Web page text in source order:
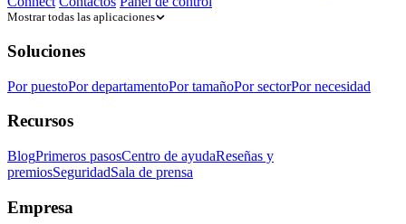
Mostrar todas las aplicaciones
Soluciones
Por puestoPor departamentoPor tamañoPor sectorPor necesidad
Recursos
BlogPrimeros pasosCentro de ayudaReseñas y
premiosSeguridadSala de prensa
Empresa